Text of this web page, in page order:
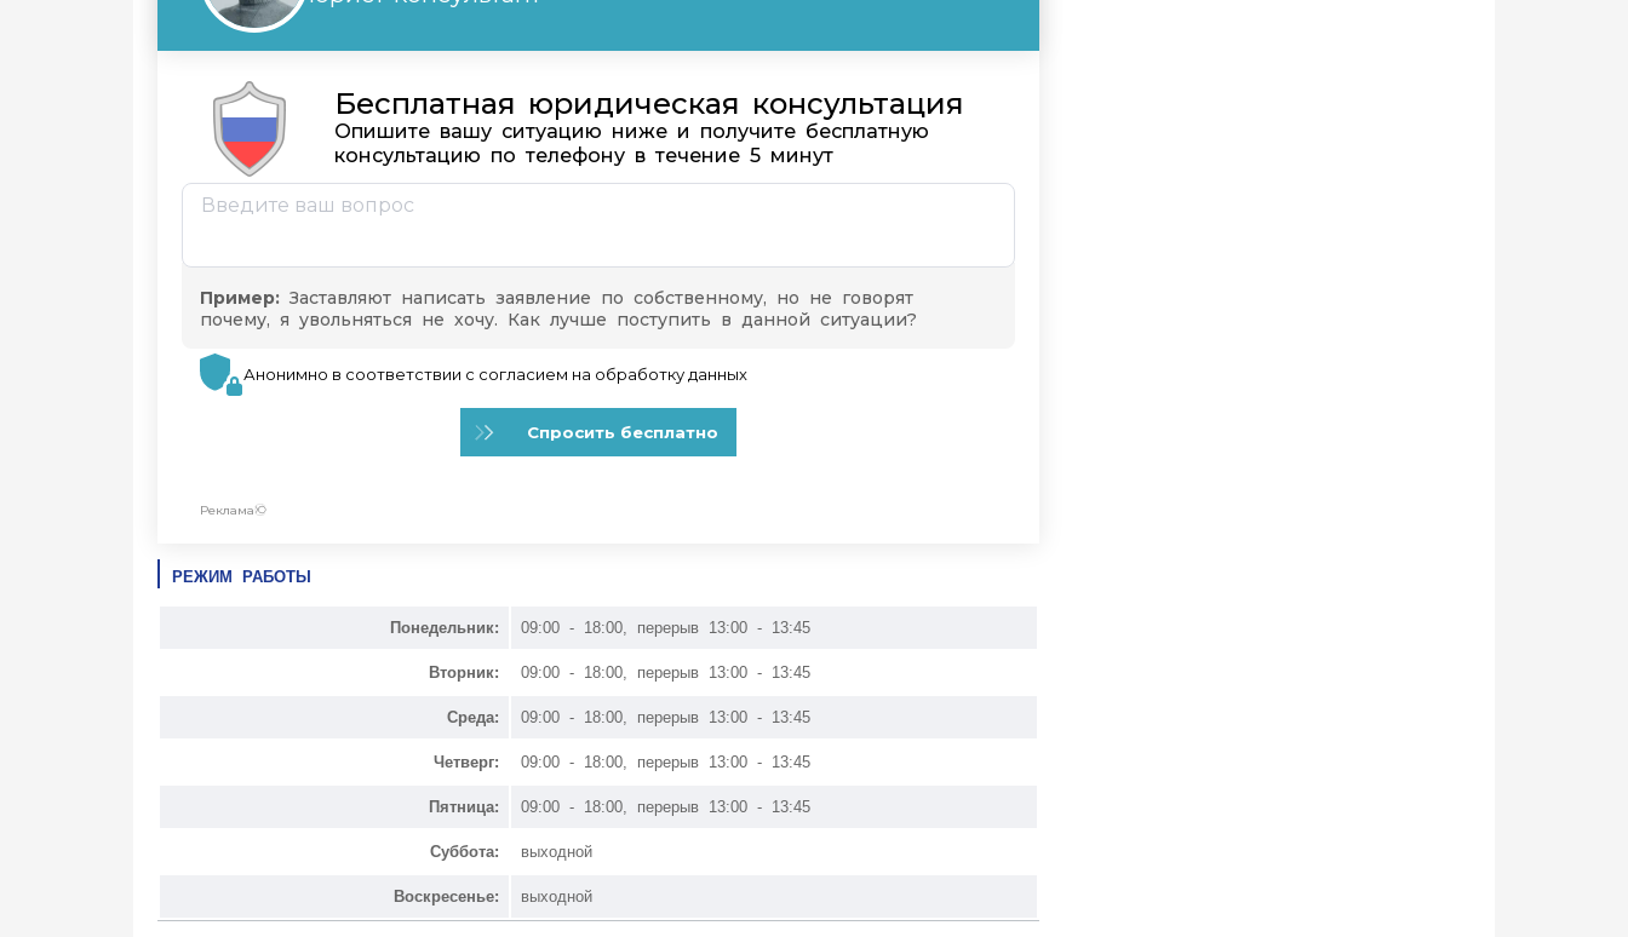
РЕЖИМ РАБОТЫ
Понедельник: 09:00 - 18:00, перерыв 13:00 - 13:45
Вторник: 09:00 - 18:00, перерыв 13:00 - 13:45
Среда: 09:00 - 18:00, перерыв 13:00 - 13:45
Четверг: 09:00 - 18:00, перерыв 13:00 - 13:45
Пятница: 09:00 - 18:00, перерыв 13:00 - 13:45
Суббота: выходной
Воскресенье: выходной